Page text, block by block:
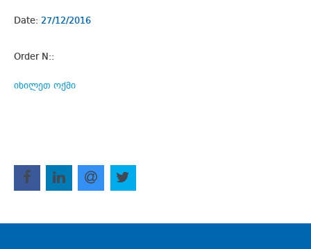
Date: 27/12/2016
Order N::
იხილეთ ოქმი